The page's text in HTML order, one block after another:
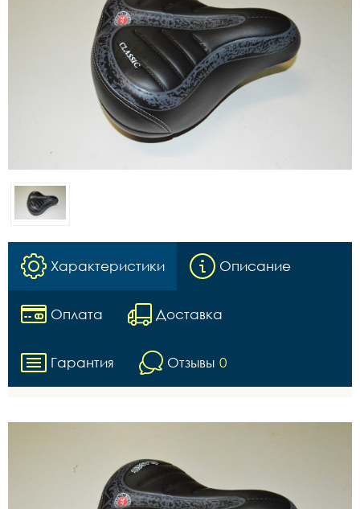
Характеристики Описание
Оплата Доставка
Гарантия Отзывы 0